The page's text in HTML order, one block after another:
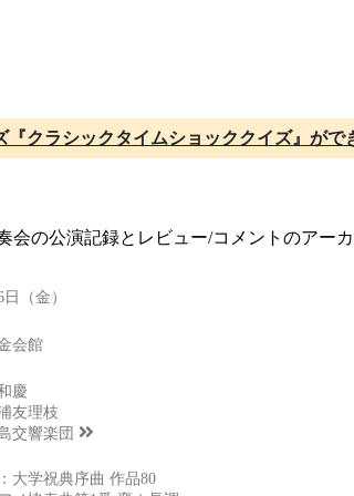
『クラシックタイムショッククイズ』がで
の公演記録とレビュー/コメントのアーカ
（金）
会館
慶
友理枝
交響楽団
大学祝典序曲 作品80